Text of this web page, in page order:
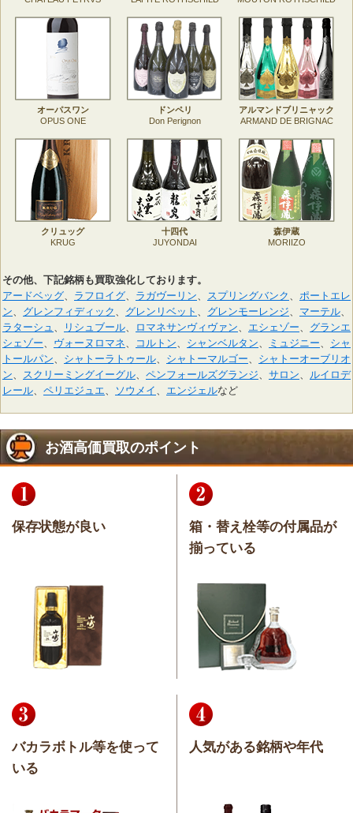
オーパスワン
OPUS ONE
ドンペリ
Don Perignon
アルマンドブリニャック
ARMAND DE BRIGNAC
クリュッグ
KRUG
十四代
JUYONDAI
森伊蔵
MORIIZO
その他、下記銘柄も買取強化しております。
アードベッグ、 ラフロイグ、 ラガヴーリン、 スプリングバンク 、 ポートエレ
ン、 グレンフィディック 、 グレンリベット 、 グレンモーレンジ、 マーテル、
ラターシュ 、 リシュブール、 ロマネサンヴィヴァン、 エシェゾー、 グランエ
シェゾー、 ヴォーヌロマネ、 コルトン、 シャンベルタン、 ミュジニー、 シャ
トールパン、 シャトーラトゥール、 シャトーマルゴー、 シャトーオーブリオ
ン、 スクリーミングイーグル、 ペンフォールズグランジ、 サロン、 ルイロデ
レール、 ペリエジュエ、 ソウメイ 、 エンジェルなど
お酒高価買取のポイント
保存状態が良い
箱・替え栓等の付属品が
揃っている
バカラボトル等を使って
いる
人気がある銘柄や年代